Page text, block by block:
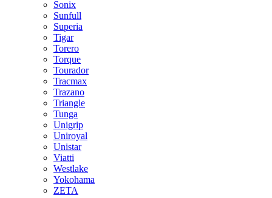
Sonix
Sunfull
Superia
Tigar
Torero
Torque
Tourador
Tracmax
Trazano
Triangle
Tunga
Unigrip
Uniroyal
Unistar
Viatti
Westlake
Yokohama
ZETA